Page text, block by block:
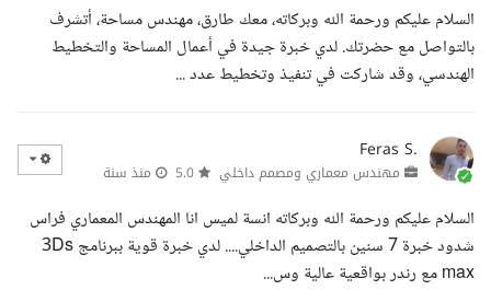
السلام عليكم ورحمة الله وبركاته، معك طارق، مهندس مساحة، أتشرف
بالتواصل مع حضرتك. لدي خبرة جيدة في أعمال المساحة والتخطيط
الهندسي، وقد شاركت في تنفيذ وتخطيط عدد ...
Feras S.
مهندس معماري ومصمم داخلي منذ سنة
السلام عليكم ورحمة الله وبركاته انسة لميس انا المهندس المعماري فراس
شدود خبرة 7 سنين بالتصميم الداخلي.... لدي خبرة قوية ببرنامج 3Ds
max مع رندر بواقعية عالية وس...